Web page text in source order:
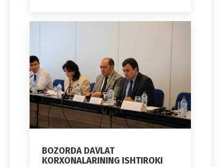
BOZORDA DAVLAT
KORXONALARINING ISHTIROKI